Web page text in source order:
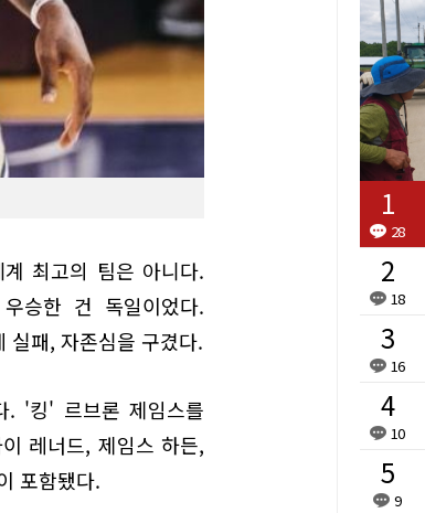
최고의 팀은 아니다.
승한 건 독일이었다.
실패, 자존심을 구겼다.
. '킹' 르브론 제임스를
레너드, 제임스 하든,
포함됐다.
28
18
16
10
9